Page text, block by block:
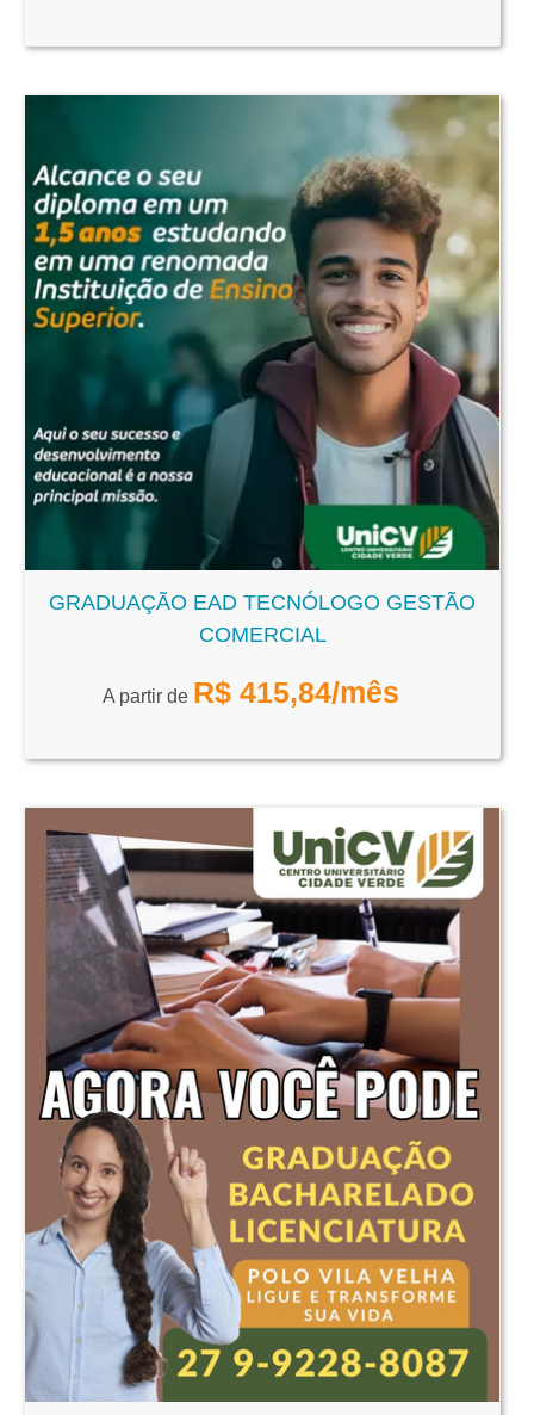
GRADUAÇÃO EAD TECNÓLOGO GESTÃO
COMERCIAL
A partir de R$ 415,84/mês